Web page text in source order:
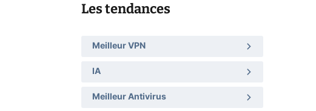
Les tendances
Meilleur VPN
IA
Meilleur Antivirus